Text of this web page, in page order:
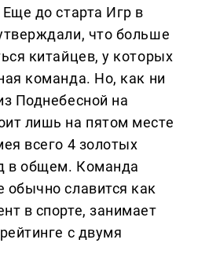
до старта Игр в
что больше
китайцев, у которых
команда. Но, как ни
Поднебесной на
лишь на пятом месте
всего 4 золотых
в общем. Команда
славится как
в спорте, занимает
с двумя